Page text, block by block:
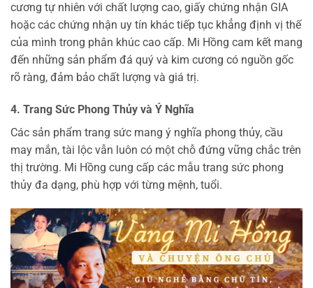
cương tự nhiên với chất lượng cao, giấy chứng nhận GIA
hoặc các chứng nhận uy tín khác tiếp tục khẳng định vị thế
của mình trong phân khúc cao cấp. Mi Hồng cam kết mang
đến những sản phẩm đá quý và kim cương có nguồn gốc
rõ ràng, đảm bảo chất lượng và giá trị.
4. Trang Sức Phong Thủy và Ý Nghĩa
Các sản phẩm trang sức mang ý nghĩa phong thủy, cầu
may mắn, tài lộc vẫn luôn có một chỗ đứng vững chắc trên
thị trường. Mi Hồng cung cấp các mẫu trang sức phong
thủy đa dạng, phù hợp với từng mệnh, tuổi.